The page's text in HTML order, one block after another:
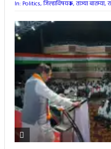
In: Politics,जिल्हाविषयक, ताज्या बातम्या,